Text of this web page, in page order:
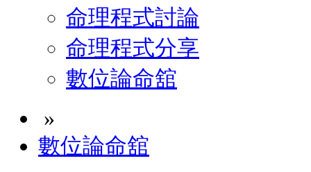
命理程式討論
命理程式分享
數位論命舘
»
數位論命舘